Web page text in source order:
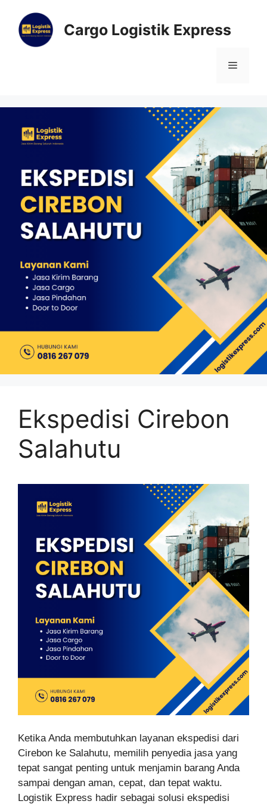
Cargo Logistik Express
Ekspedisi Cirebon
Salahutu
Ketika Anda membutuhkan layanan ekspedisi dari
Cirebon ke Salahutu, memilih penyedia jasa yang
tepat sangat penting untuk menjamin barang Anda
sampai dengan aman, cepat, dan tepat waktu.
Logistik Express hadir sebagai solusi ekspedisi